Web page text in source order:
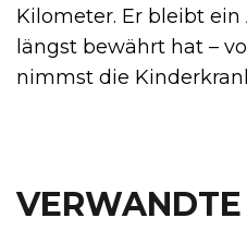
Kilometer. Er bleibt ein
längst bewährt hat –
nimmst die